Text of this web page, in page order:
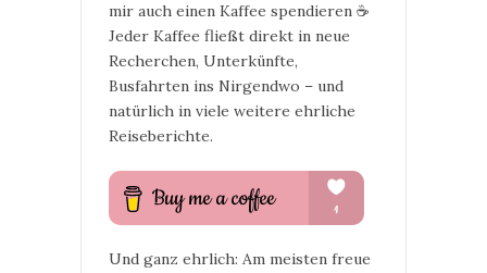
mir auch einen Kaffee spendieren ☕
Jeder Kaffee fließt direkt in neue
Recherchen, Unterkünfte,
Busfahrten ins Nirgendwo – und
natürlich in viele weitere ehrliche
Reiseberichte.
Und ganz ehrlich: Am meisten freue